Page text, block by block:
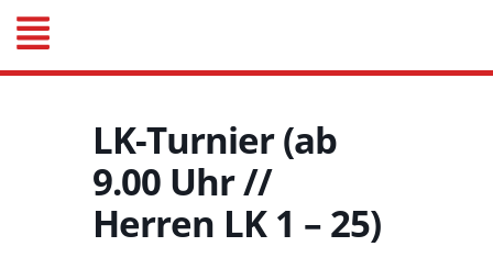
LK-Turnier (ab
9.00 Uhr //
Herren LK 1 – 25)